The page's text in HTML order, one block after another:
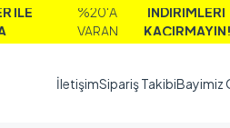
%20'A
İNDİRİMLERİ
KAÇIRMAYIN!
İletişimSipariş TakibiBayimiz